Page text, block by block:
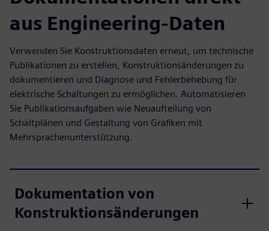
aus Engineering-Daten
Verwenden Sie Konstruktionsdaten erneut, um technische
Publikationen zu erstellen, Konstruktionsänderungen zu
dokumentieren und Diagnose und Fehlerbehebung für
elektrische Schaltungen zu ermöglichen. Automatisieren
Sie Publikationsaufgaben wie Neuaufteilung von
Schaltplänen und Gestaltung von Grafiken mit
Mehrsprachenunterstützung.
Dokumentation von
Konstruktionsänderungen